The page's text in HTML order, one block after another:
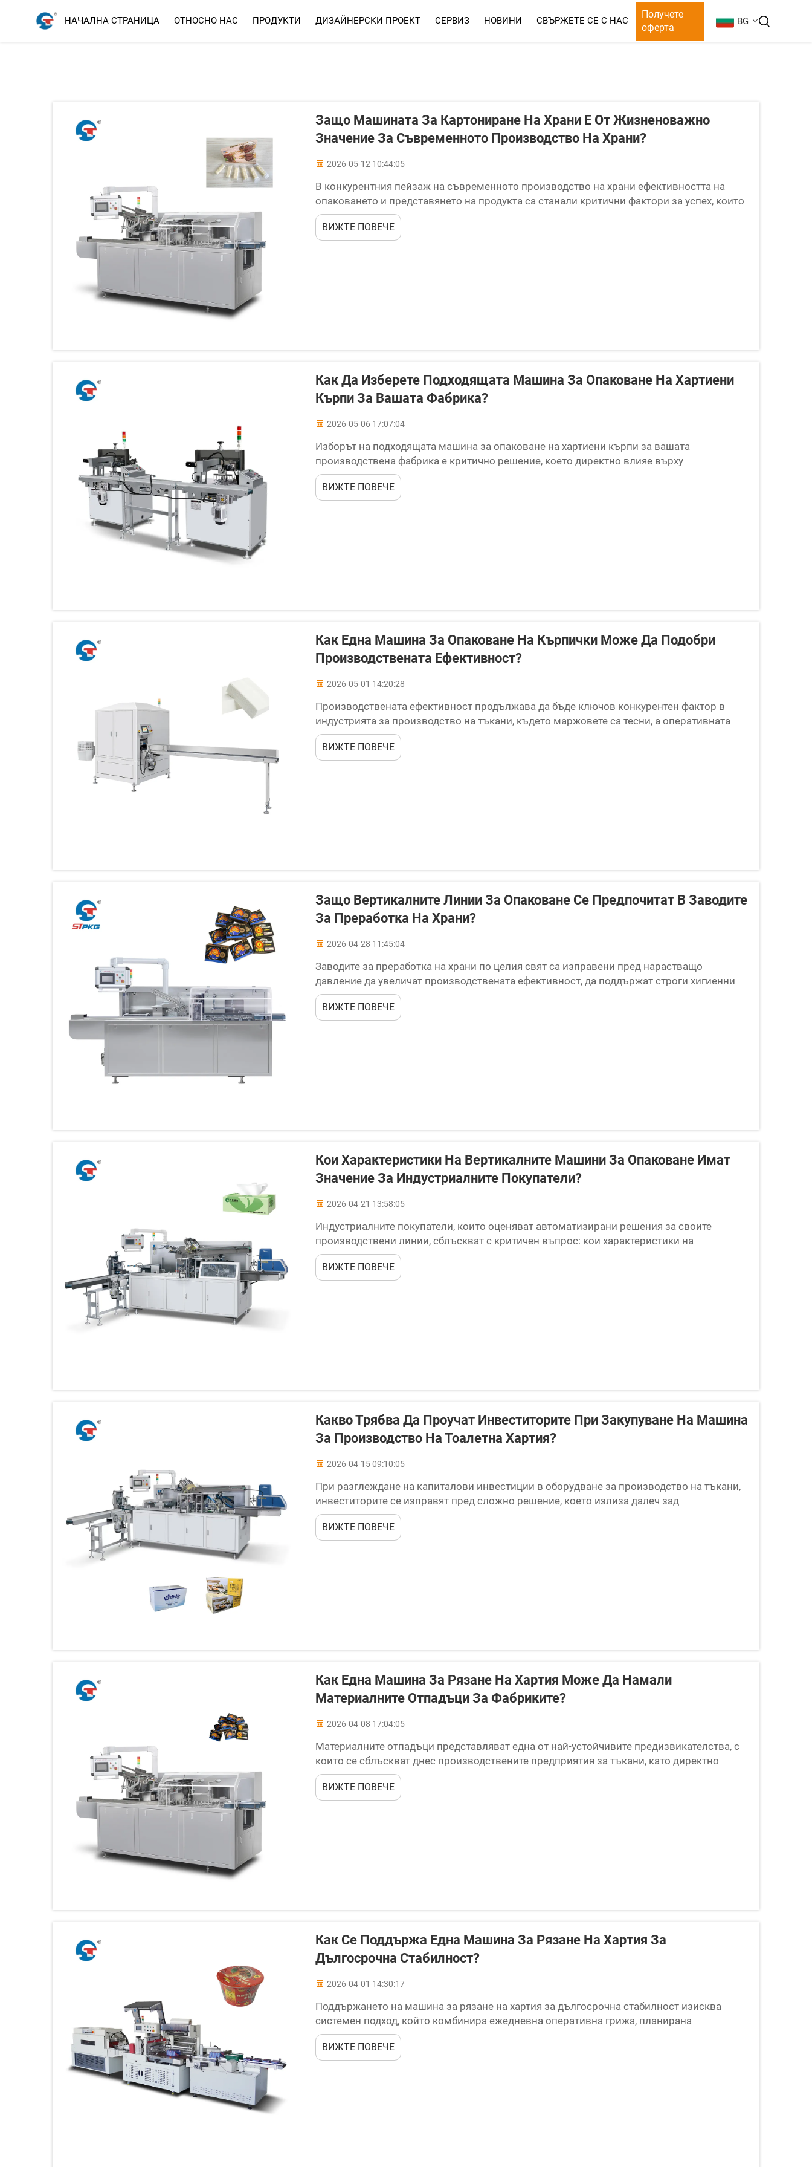
НАЧАЛНА СТРАНИЦА ОТНОСНО НАС ПРОДУКТИ ДИЗАЙНЕРСКИ ПРОЕКТ СЕРВИЗ НОВИНИ СВЪРЖЕТЕ СЕ С НАС
Получете
оферта
BG
Защо Машината За Картониране На Храни Е От Жизненоважно
Значение За Съвременното Производство На Храни?
2026-05-12 10:44:05
В конкурентния пейзаж на съвременното производство на храни ефективността на
опаковането и представянето на продукта са станали критични фактори за успех, които
директно влияят върху пазарната производителност и оперативната рентабилност. С
повишаването на потребителските очаквания относно качеството на продукта...
ВИЖТЕ ПОВЕЧЕ
Как Да Изберете Подходящата Машина За Опаковане На Хартиени
Кърпи За Вашата Фабрика?
2026-05-06 17:07:04
Изборът на подходящата машина за опаковане на хартиени кърпи за вашата
производствена фабрика е критично решение, което директно влияе върху
ефективността на производството, качеството на продукта и общите оперативни
разходи. С множество конфигурации на машините, нива на автоматизация...
ВИЖТЕ ПОВЕЧЕ
Как Една Машина За Опаковане На Кърпички Може Да Подобри
Производствената Ефективност?
2026-05-01 14:20:28
Производствената ефективност продължава да бъде ключов конкурентен фактор в
индустрията за производство на тъкани, където маржовете са тесни, а оперативната
скорост директно влияе върху рентабилността. За производителите, които произвеждат
кърпички в големи количества, етапът на опаковане често...
ВИЖТЕ ПОВЕЧЕ
Защо Вертикалните Линии За Опаковане Се Предпочитат В Заводите
За Преработка На Храни?
2026-04-28 11:45:04
Заводите за преработка на храни по целия свят са изправени пред нарастващо
давление да увеличат производствената ефективност, да поддържат строги хигиенни
стандарти и да намалят оперативните разходи, като при това отговарят на променящите
се потребителски изисквания. В този предизвикателен контекст вертикалното
опаковане...
ВИЖТЕ ПОВЕЧЕ
Кои Характеристики На Вертикалните Машини За Опаковане Имат
Значение За Индустриалните Покупатели?
2026-04-21 13:58:05
Индустриалните покупатели, които оценяват автоматизирани решения за своите
производствени линии, сблъскват с критичен въпрос: кои характеристики на
вертикалните машини за опаковане директно влияят върху оперативната ефективност,
качеството на продукта и дългосрочната възвращаемост на инвестициите? За разлика
от потребителските...
ВИЖТЕ ПОВЕЧЕ
Какво Трябва Да Проучат Инвеститорите При Закупуване На Машина
За Производство На Тоалетна Хартия?
2026-04-15 09:10:05
При разглеждане на капиталови инвестиции в оборудване за производство на тъкани,
инвеститорите се изправят пред сложно решение, което излиза далеч зад
първоначалната покупна цена. Машината за производство на тоалетна хартия
представлява значителен финансов ангажимент, който ще повлияе на пр...
ВИЖТЕ ПОВЕЧЕ
Как Една Машина За Рязане На Хартия Може Да Намали
Материалните Отпадъци За Фабриките?
2026-04-08 17:04:05
Материалните отпадъци представляват една от най-устойчивите предизвикателства, с
които се сблъскват днес производствените предприятия за тъкани, като директно
засягат печелившите маржове и целите за екологична устойчивост. За фабрики, които
обработват хиляди рула ежедневно, дори един...
ВИЖТЕ ПОВЕЧЕ
Как Се Поддържа Една Машина За Рязане На Хартия За
Дългосрочна Стабилност?
2026-04-01 14:30:17
Поддържането на машина за рязане на хартия за дългосрочна стабилност изисква
системен подход, който комбинира ежедневна оперативна грижа, планирана
профилактична поддръжка и проактивен мониторинг на компонентите. Промишленото
оборудване за рязане на хартия представлява значителен...
ВИЖТЕ ПОВЕЧЕ